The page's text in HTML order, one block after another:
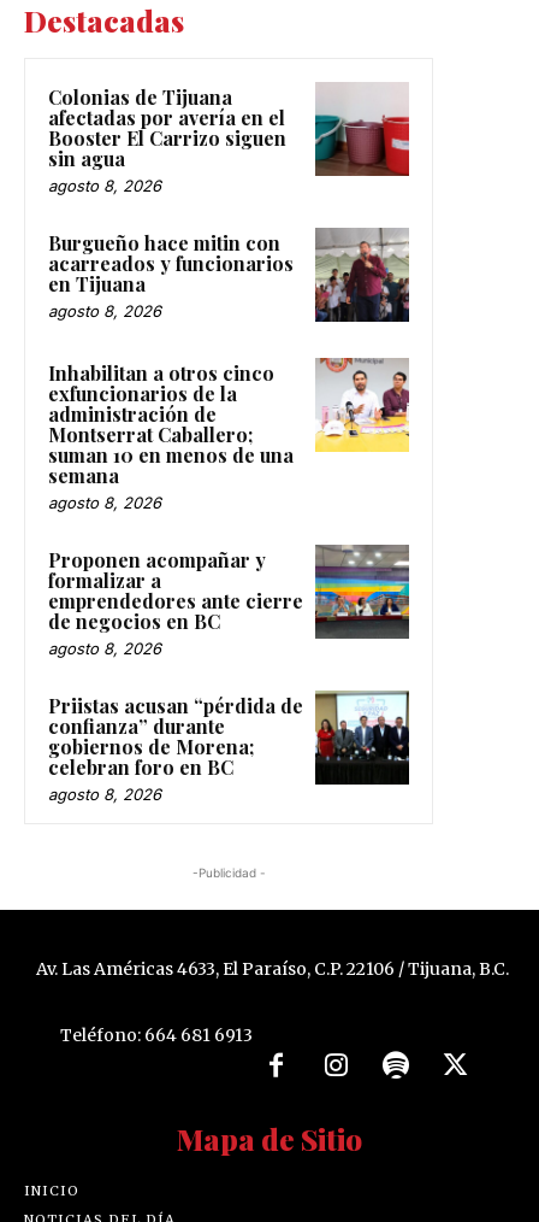
Destacadas
Colonias de Tijuana
afectadas por avería en el
Booster El Carrizo siguen
sin agua
agosto 8, 2026
Burgueño hace mitin con
acarreados y funcionarios
en Tijuana
agosto 8, 2026
Inhabilitan a otros cinco
exfuncionarios de la
administración de
Montserrat Caballero;
suman 10 en menos de una
semana
agosto 8, 2026
Proponen acompañar y
formalizar a
emprendedores ante cierre
de negocios en BC
agosto 8, 2026
Priistas acusan “pérdida de
confianza” durante
gobiernos de Morena;
celebran foro en BC
agosto 8, 2026
-Publicidad -
Av. Las Américas 4633, El Paraíso, C.P. 22106 / Tijuana, B.C.
Teléfono: 664 681 6913
Mapa de Sitio
INICIO